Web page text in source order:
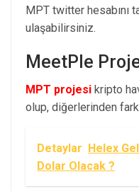
MPT twitter hesabını
ulaşabilirsiniz.
MeetPle
MPT projesi kripto
olup, diğerlerinden
Detaylar Helex
Dolar Olacak ?